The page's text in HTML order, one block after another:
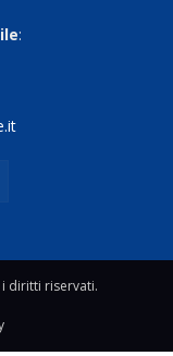
:
diritti riservati.